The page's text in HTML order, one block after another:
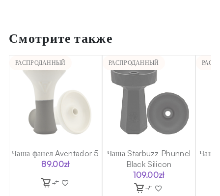
Смотрите также
РАСПРОДАННЫЙ
Чаша фанел Aventador 5
89.00zł
РАСПРОДАННЫЙ
Чаша Starbuzz Phunnel
Black Silicon
109.00zł
Чаша